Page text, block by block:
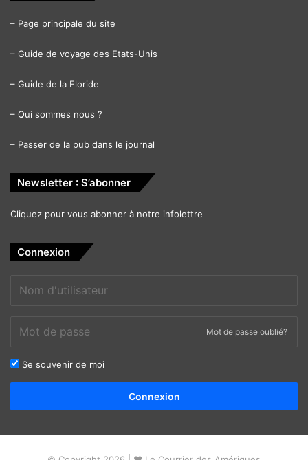
– Page principale du site
– Guide de voyage des Etats-Unis
– Guide de la Floride
– Qui sommes nous ?
– Passer de la pub dans le journal
Newsletter : S’abonner
Cliquez pour vous abonner à notre infolettre
Connexion
Mot de passe oublié?
Se souvenir de moi
Connexion